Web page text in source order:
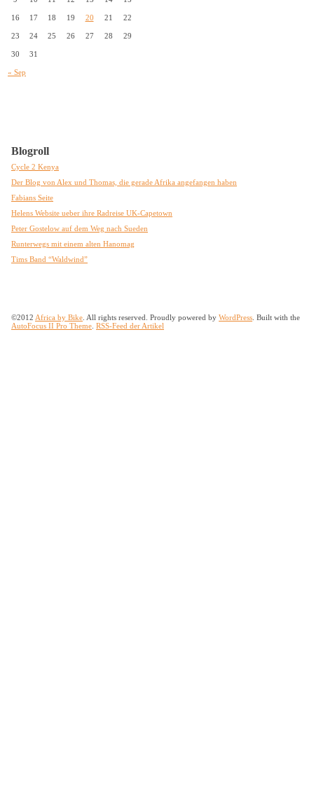
« Sep
16 17 18 19 20 21 22
23 24 25 26 27 28 29
30 31
Blogroll
Cycle 2 Kenya
Der Blog von Alex und Thomas, die gerade Afrika angefangen haben
Fabians Seite
Helens Website ueber ihre Radreise UK-Capetown
Peter Gostelow auf dem Weg nach Sueden
Runterwegs mit einem alten Hanomag
Tims Band “Waldwind”
©2012 Africa by Bike . All rights reserved. Proudly powered by WordPress . Built with the
AutoFocus II Pro Theme RSS-Feed der Artikel